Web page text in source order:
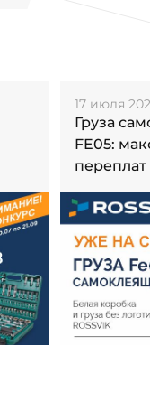
17 июля
Груза
FE05:
переплат